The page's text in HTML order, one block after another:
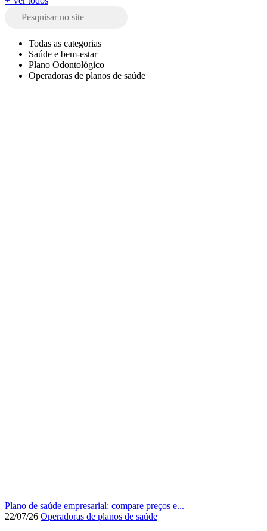
Todas as categorias
Saúde e bem-estar
Plano Odontológico
Operadoras de planos de saúde
Plano de saúde empresarial: compare preços e...
22/07/26 Operadoras de planos de saúde